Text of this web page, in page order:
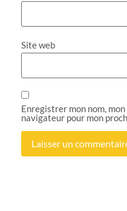
Site web
Enregistrer mon nom,
navigateur pour mon